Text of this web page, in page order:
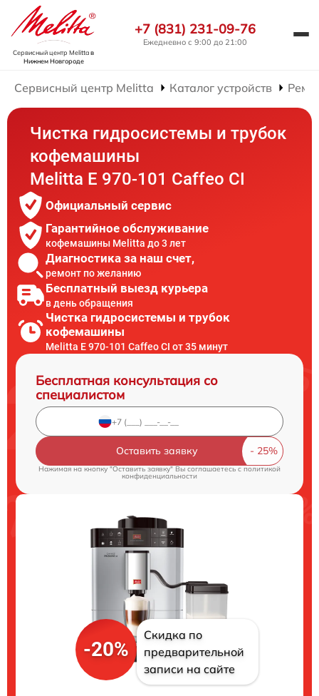
Сервисный центр Melittaв
Нижнем Новгороде
+7 (831) 231-09-76
Ежедневно с 9:00 до 21:00
Сервисный центр Melitta Каталог устройств
Чистка гидросистемы и трубок
кофемашины
Melitta Е 970-101 Caffeo CI
Официальный сервис
Гарантийное обслуживание
кофемашины Melitta до 3 лет
Диагностика за наш счет,
ремонт по желанию
Бесплатный выезд курьера
в день обращения
Чистка гидросистемы и трубок
кофемашины
Melitta Е 970-101 Caffeo CI от 35 минут
Бесплатная консультация со
специалистом
Оставить заявку
Нажимая на кнопку "Оставить заявку" Вы соглашаетесь cполитикой
конфиденциальности
-20%
Скидка по
предварительной
записи на сайте